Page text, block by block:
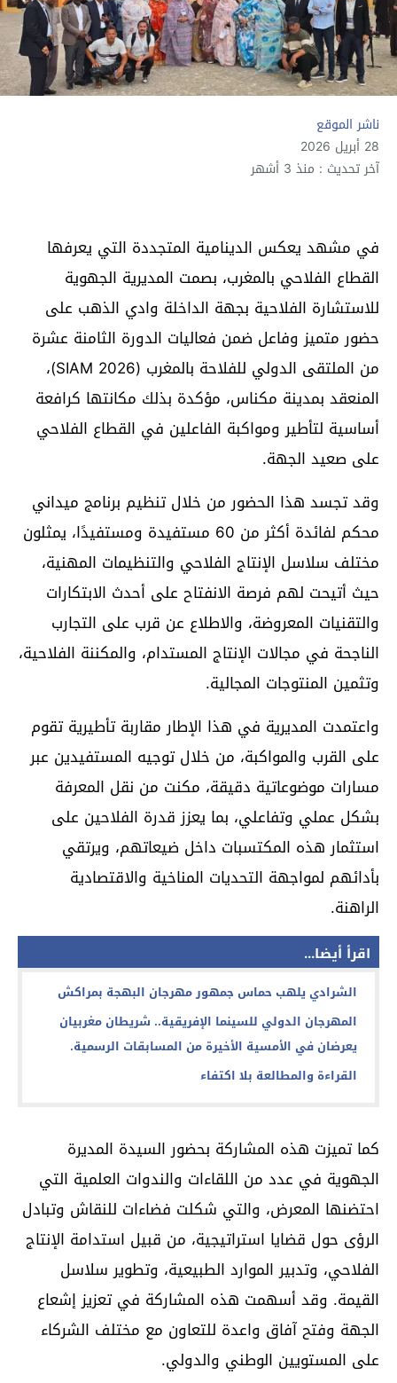
ناشر الموقع
28 أبريل 2026
آخر تحديث : منذ 3 أشهر
في مشهد يعكس الدينامية المتجددة التي يعرفها
القطاع الفلاحي بالمغرب، بصمت المديرية الجهوية
للاستشارة الفلاحية بجهة الداخلة وادي الذهب على
حضور متميز وفاعل ضمن فعاليات الدورة الثامنة عشرة
من الملتقى الدولي للفلاحة بالمغرب (SIAM 2026)،
المنعقد بمدينة مكناس، مؤكدة بذلك مكانتها كرافعة
أساسية لتأطير ومواكبة الفاعلين في القطاع الفلاحي
على صعيد الجهة.
وقد تجسد هذا الحضور من خلال تنظيم برنامج ميداني
محكم لفائدة أكثر من 60 مستفيدة ومستفيدًا، يمثلون
مختلف سلاسل الإنتاج الفلاحي والتنظيمات المهنية،
حيث أتيحت لهم فرصة الانفتاح على أحدث الابتكارات
والتقنيات المعروضة، والاطلاع عن قرب على التجارب
الناجحة في مجالات الإنتاج المستدام، والمكننة الفلاحية،
وتثمين المنتوجات المجالية.
واعتمدت المديرية في هذا الإطار مقاربة تأطيرية تقوم
على القرب والمواكبة، من خلال توجيه المستفيدين عبر
مسارات موضوعاتية دقيقة، مكنت من نقل المعرفة
بشكل عملي وتفاعلي، بما يعزز قدرة الفلاحين على
استثمار هذه المكتسبات داخل ضيعاتهم، ويرتقي
بأدائهم لمواجهة التحديات المناخية والاقتصادية
الراهنة.
اقرأ أيضا...
الشرادي يلهب حماس جمهور مهرجان البهجة بمراكش
المهرجان الدولي للسينما الإفريقية.. شريطان مغربيان
يعرضان في الأمسية الأخيرة من المسابقات الرسمية.
القراءة والمطالعة بلا اكتفاء
كما تميزت هذه المشاركة بحضور السيدة المديرة
الجهوية في عدد من اللقاءات والندوات العلمية التي
احتضنها المعرض، والتي شكلت فضاءات للنقاش وتبادل
الرؤى حول قضايا استراتيجية، من قبيل استدامة الإنتاج
الفلاحي، وتدبير الموارد الطبيعية، وتطوير سلاسل
القيمة. وقد أسهمت هذه المشاركة في تعزيز إشعاع
الجهة وفتح آفاق واعدة للتعاون مع مختلف الشركاء
على المستويين الوطني والدولي.